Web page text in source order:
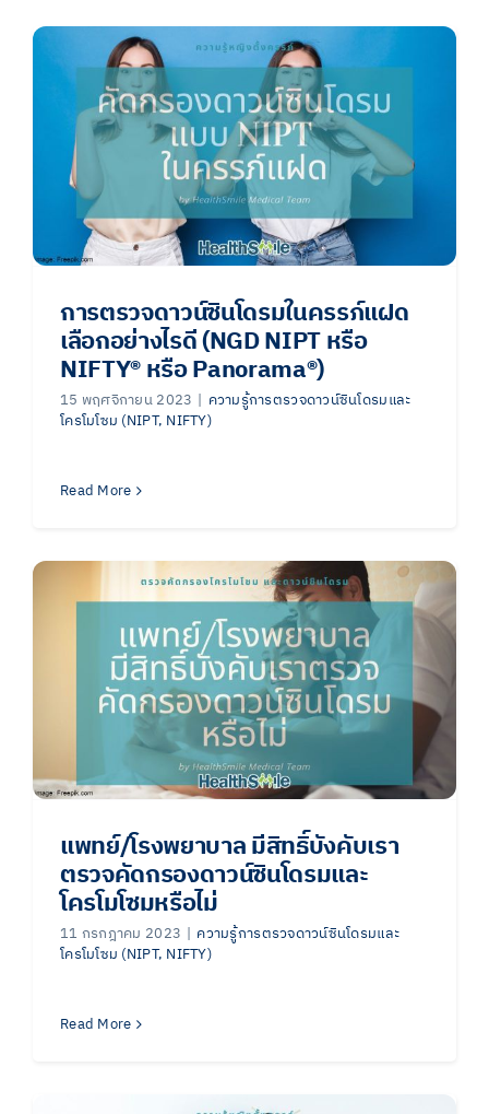
การตรวจดาวน์ซินโดรมในครรภ์แฝด
เลือกอย่างไรดี (NGD NIPT หรือ
NIFTY® หรือ Panorama®️)
15 พฤศจิกายน 2023 | ความรู้การตรวจดาวน์ซินโดรมและ
โครโมโซม (NIPT, NIFTY)
Read More
แพทย์/โรงพยาบาล มีสิทธิ์บังคับเรา
ตรวจคัดกรองดาวน์ซินโดรมและ
โครโมโซมหรือไม่
11 กรกฎาคม 2023 | ความรู้การตรวจดาวน์ซินโดรมและ
โครโมโซม (NIPT, NIFTY)
Read More